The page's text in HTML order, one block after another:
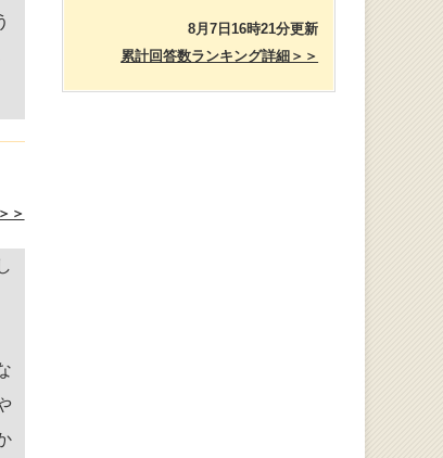
＞
8月7日16時21分更新
累計回答数ランキング詳細＞＞